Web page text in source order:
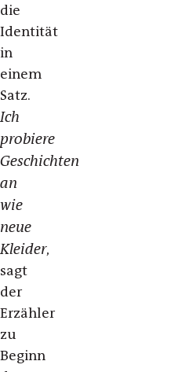
die
Identität
in
einem
Satz.
Ich
probiere
Geschichten
an
wie
neue
Kleider,
sagt
der
Erzähler
zu
Beginn